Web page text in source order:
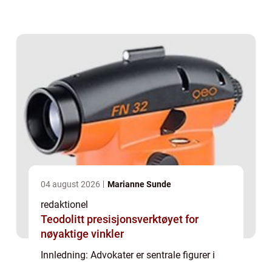
04 august 2026 Marianne Sunde
redaktionel
Teodolitt presisjonsverktøyet for
nøyaktige vinkler
Innledning: Advokater er sentrale figurer i